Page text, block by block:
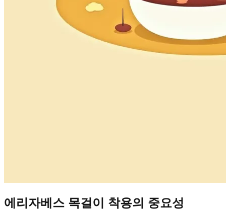
에리자베스 목걸이 착용의 중요성